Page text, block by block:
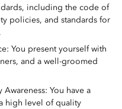
including the code of
policies, and standards for
You present yourself with
and a well-groomed
You have a
high level of quality